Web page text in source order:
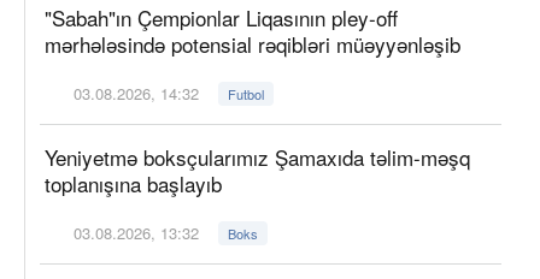
"Sabah"ın Çempionlar Liqasının pley-off
mərhələsində potensial rəqibləri müəyyənləşib
03.08.2026, 14:32 Futbol
Yeniyetmə boksçularımız Şamaxıda təlim-məşq
toplanışına başlayıb
03.08.2026, 13:32 Boks